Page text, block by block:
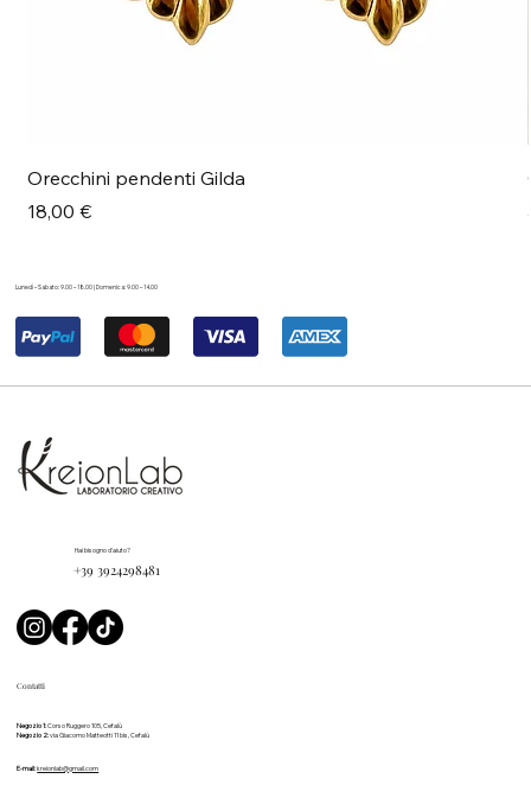
Orecchini pendenti Gilda
Prezzo
18,00 €
Contatti
Negozio 1:Corso Ruggero 105, Cefalù
Negozio 2:via Giacomo Matteotti 11 bis, Cefalù
E-mail: kreionlab@gmail.com
Hai bisogno d'aiuto?
+39 3924298481
Lunedì – Sabato: 9.00 – 18.00 | Domenica: 9.00 – 14.00